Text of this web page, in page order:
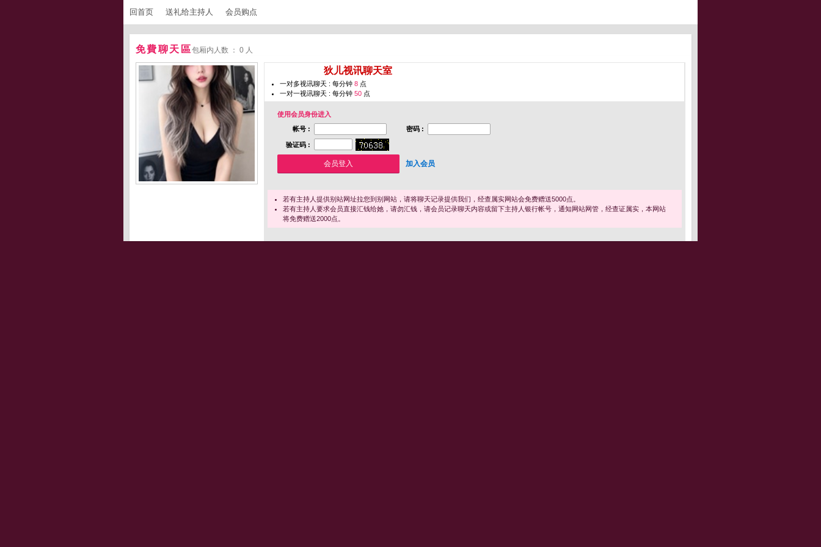
回首页 送礼给主持人 会员购点
免費聊天區包厢内人数 ： 0 人
狄儿视讯聊天室
一对多视讯聊天 : 每分钟 8 点
一对一视讯聊天 : 每分钟 50 点
使用会员身份进入
帐号 :
密码 :
验证码 :
加入会员
若有主持人提供别站网址拉您到别网站，请将聊天记录提供我们，经查属实网站会免费赠送5000点。
若有主持人要求会员直接汇钱给她，请勿汇钱，请会员记录聊天内容或留下主持人银行帐号，通知网站网管，经查证属实，本网站
将免费赠送2000点。